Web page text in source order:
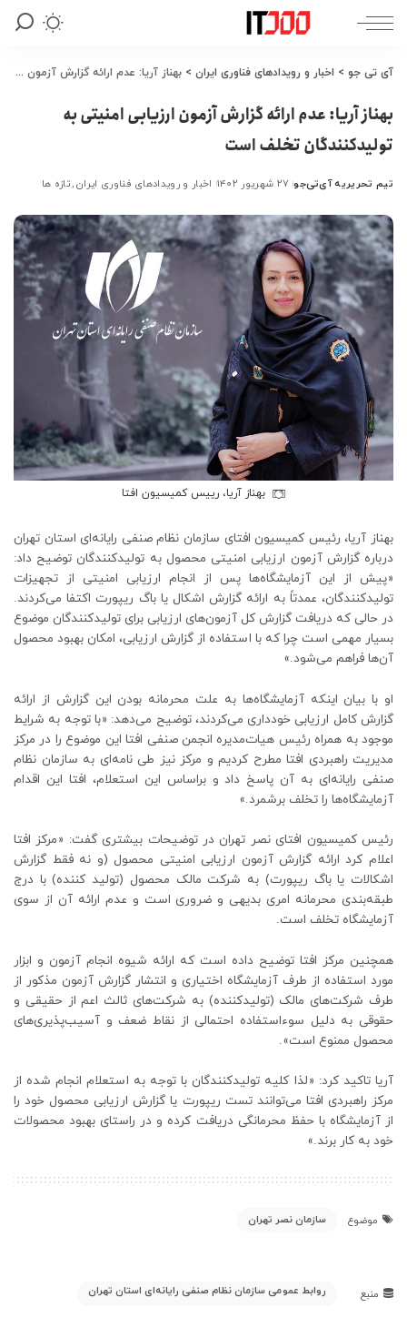
آی تی جو > اخبار و رویدادهای فناوری ایران > بهناز آریا: عدم ارائه گزارش آزمون ارزیابی امنیتی به تولیدکنندگان تخلف است
بهناز آریا: عدم ارائه گزارش آزمون ارزیابی امنیتی به
تولیدکنندگان تخلف است
ارسال
توسط
تیم تحریریه آی‌تی‌جو ۲۷ شهریور ۱۴۰۲ اخبار و رویدادهای فناوری ایران تازه ها
بهناز آریا، رییس کمیسیون افتا
بهناز آریا، رئیس کمیسیون افتای سازمان نظام صنفی رایانه‌ای استان تهران
درباره گزارش آزمون ارزیابی امنیتی محصول به تولیدکنندگان توضیح داد:
«پیش از این آزمایشگاه‌ها پس از انجام ارزیابی امنیتی از تجهیزات
تولیدکنندگان، عمدتاً به ارائه گزارش اشکال یا باگ ریپورت اکتفا می‌کردند.
در حالی که دریافت گزارش کل آزمون‌های ارزیابی برای تولیدکنندگان موضوع
بسیار مهمی است چرا که با استفاده از گزارش ارزیابی، امکان بهبود محصول
آن‌ها فراهم می‌شود.»
او با بیان اینکه آزمایشگاه‌ها به علت محرمانه بودن این گزارش از ارائه
گزارش کامل ارزیابی خودداری می‌کردند، توضیح می‌دهد: «با توجه به شرایط
موجود به همراه رئیس هیات‌مدیره انجمن صنفی افتا این موضوع را در مرکز
مدیریت راهبردی افتا مطرح کردیم و مرکز نیز طی نامه‌ای به سازمان نظام
صنفی رایانه‌ای به آن پاسخ داد و براساس این استعلام، افتا این اقدام
آزمایشگاه‌ها را تخلف برشمرد.»
رئیس کمیسیون افتای نصر تهران در توضیحات بیشتری گفت: «مرکز افتا
اعلام کرد ارائه گزارش آزمون ارزیابی امنیتی محصول (و نه فقط گزارش
اشکالات یا باگ ریپورت) به شرکت مالک محصول (تولید کننده) با درج
طبقه‌بندی محرمانه امری بدیهی و ضروری است و عدم ارائه آن از سوی
آزمایشگاه تخلف است.
همچنین مرکز افتا توضیح داده است که ارائه شیوه انجام آزمون و ابزار
مورد استفاده از طرف آزمایشگاه اختیاری و انتشار گزارش آزمون مذکور از
طرف شرکت‌های مالک (تولیدکننده) به شرکت‌های ثالث اعم از حقیقی و
حقوقی به دلیل سوءاستفاده احتمالی از نقاط ضعف و آسیب‌پذیری‌های
محصول ممنوع است».
آریا تاکید کرد: «لذا کلیه تولیدکنندگان با توجه به استعلام انجام شده از
مرکز راهبردی افتا می‌توانند تست ریپورت یا گزارش ارزیابی محصول خود را
از آزمایشگاه با حفظ محرمانگی دریافت کرده و در راستای بهبود محصولات
خود به کار برند.»
موضوع سازمان نصر تهران
منبع روابط عمومی سازمان نظام صنفی رایانه‌ای استان تهران